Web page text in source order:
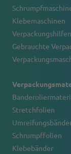
Klebemaschinen
Gebrauchte
Stretchfolien
Schrumpffolien
Klebebänder